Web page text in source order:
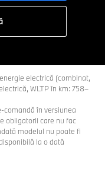
electrică (combinat,
WLTP în km: 758–
comandă în versiunea
obligatorii care nu fac
modelul nu poate fi
la o dată